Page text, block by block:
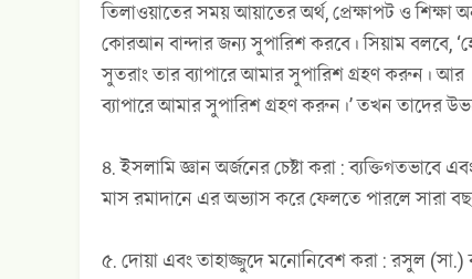
তিলাওয়াতের সময় আয়াতের অর্থ, প্রেক্ষাপট ও শিক্ষা
কোরআন বান্দার জন্য সুপারিশ করবে। সিয়াম বলবে,
সুতরাং তার ব্যাপারে আমার সুপারিশ গ্রহণ করুন। আর
ব্যাপারে আমার সুপারিশ গ্রহণ করুন।’ তখন তাদের
৪. ইসলামি জ্ঞান অর্জনের চেষ্টা করা : ব্যক্তিগতভাবে
মাস রমাদানে এর অভ্যাস করে ফেলতে পারলে সারা
৫. দোয়া এবং তাহাজ্জুদে মনোনিবেশ করা : রসুল (সা.)